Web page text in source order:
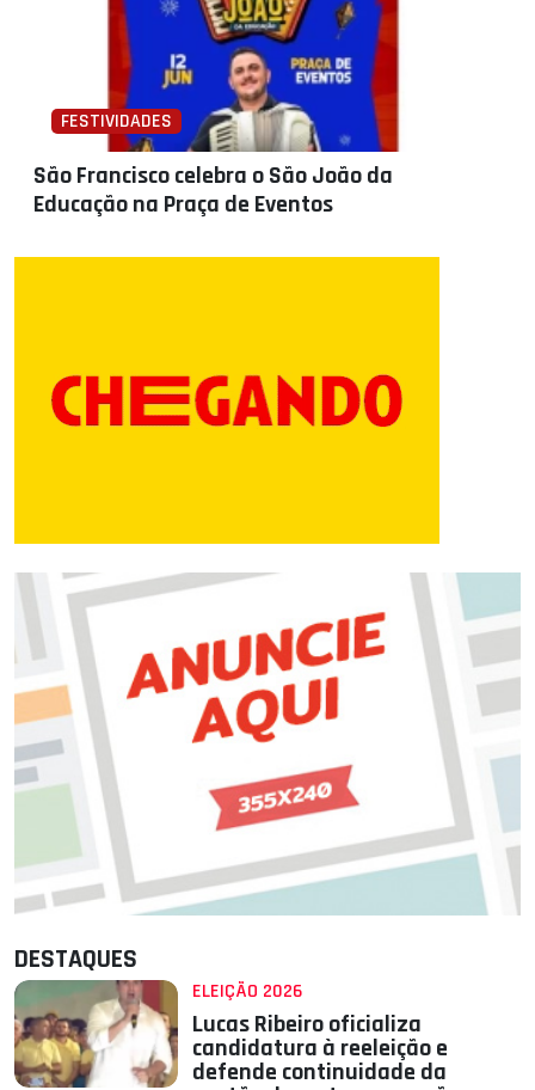
FESTIVIDADES
São Francisco celebra o São João da
Educação na Praça de Eventos
DESTAQUES
ELEIÇÃO 2026
Lucas Ribeiro oficializa
candidatura à reeleição e
defende continuidade da